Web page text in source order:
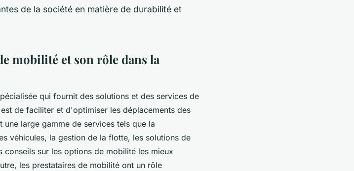
de la société en matière de durabilité et
mobilité et son rôle dans la
qui fournit des solutions et des services de
de faciliter et d'optimiser les déplacements des
large gamme de services tels que la
véhicules, la gestion de la flotte, les solutions de
sur les options de mobilité les mieux
les prestataires de mobilité ont un rôle